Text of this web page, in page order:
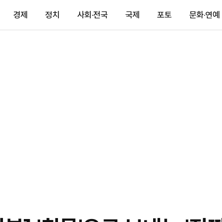
경제 정치 사회·전국 국제 포토 문화·연예